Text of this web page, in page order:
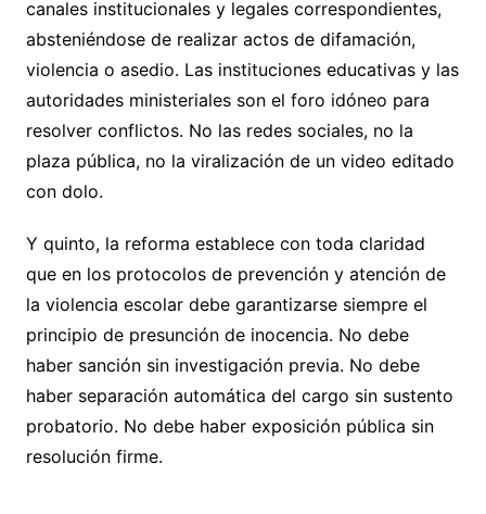
canales institucionales y legales correspondientes,
absteniéndose de realizar actos de difamación,
violencia o asedio. Las instituciones educativas y las
autoridades ministeriales son el foro idóneo para
resolver conflictos. No las redes sociales, no la
plaza pública, no la viralización de un video editado
con dolo.
Y quinto, la reforma establece con toda claridad
que en los protocolos de prevención y atención de
la violencia escolar debe garantizarse siempre el
principio de presunción de inocencia. No debe
haber sanción sin investigación previa. No debe
haber separación automática del cargo sin sustento
probatorio. No debe haber exposición pública sin
resolución firme.